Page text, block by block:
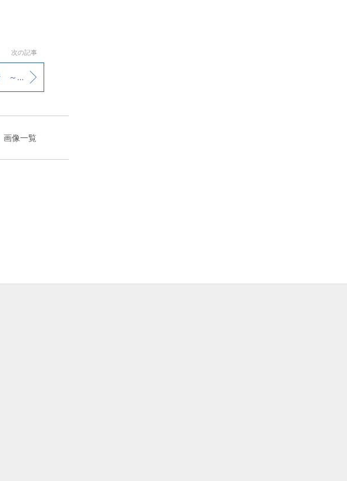
次の記事
大阪・京都旅行 ～面白写真編～
画像一覧